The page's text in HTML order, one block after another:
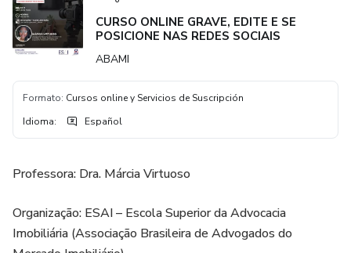
CURSO ONLINE GRAVE, EDITE E SE
POSICIONE NAS REDES SOCIAIS
ABAMI
Formato: Cursos online y Servicios de Suscripción
Idioma: Español
Professora: Dra. Márcia Virtuoso
Organização: ESAI – Escola Superior da Advocacia
Imobiliária (Associação Brasileira de Advogados do